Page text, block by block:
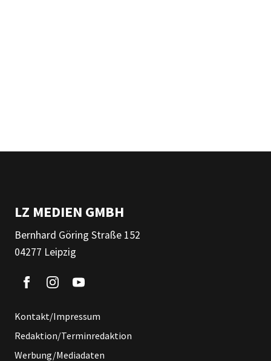
LZ MEDIEN GMBH
Bernhard Göring Straße 152
04277 Leipzig
Kontakt/Impressum
Redaktion/Terminredaktion
Werbung/Mediadaten